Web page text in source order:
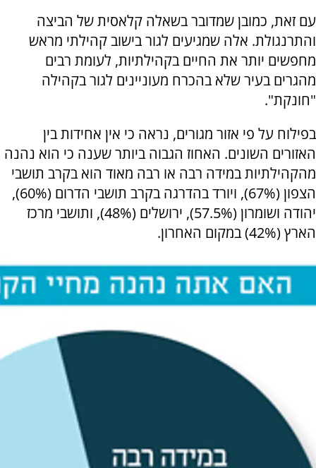
עם זאת, כמובן שמדובר בשאלה קלאסית של הביצה
והתרנגולת. אלה שמגיעים לגור בישוב קהילתי מראש
מחפשים יותר את החיים בקהילתיות, לעומת רבים
מהגרים בעיר שלא בהכרח מעוניינים לגור בקהילה
"חונקת".
בפילוח על פי אזור מגורים, נראה כי אין אחידות בין
האזורים השונים. האחוז הגבוה ביותר שענה כי הוא נהנה
מהקהילתיות במידה רבה או רבה מאוד הוא בקרב תושבי
הצפון (67%), ויורד בהדרגה בקרב תושבי הדרום (60%),
יהודה ושומרון (57.5%), ירושלים (48%), ותושבי מרכז
הארץ (42%) במקום האחרון.